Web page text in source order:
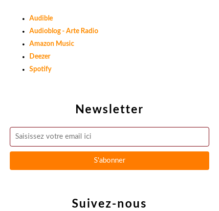
Newsletter
Suivez-nous
Audible
Audioblog - Arte Radio
Amazon Music
Deezer
Spotify